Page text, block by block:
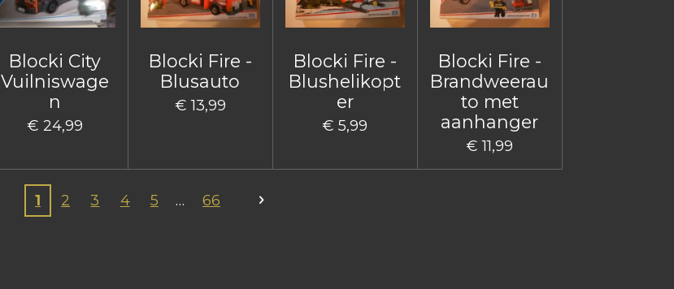
Blocki City
Vuilniswage
n
€ 24,99
Blocki Fire -
Blusauto
€ 13,99
Blocki Fire -
Blushelikopt
er
€ 5,99
Blocki Fire -
Brandweerau
to met
aanhanger
€ 11,99
1 2 3 4 5 66